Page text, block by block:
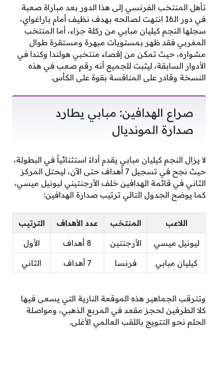
تأهل المنتخب الفرنسي إلى هذا الدور بعد مباراة صعبة
في دور الـ16 انتهت لصالحه بهدف نظيف أمام باراغواي،
سجلها النجم كيليان مبابي من ركلة جزاء، أما المنتخب
المغربي فقد ظهر بمستويات مبهرة ومستقرة طوال
مشواره، حيث تمكن من إقصاء منتخبي هولندا وكندا في
الأدوار السابقة، ليثبت للجميع أنه رقم صعب في هذه
النسخة وقادر على المنافسة بقوة على الكأس.
صراع الهدافين: مبابي يطارد
صدارة المونديال
لا يزال النجم كيليان مبابي يقدم أداءً استثنائياً في البطولة،
حيث نجح في تسجيل 7 أهداف حتى الآن، ليحتل المركز
الثاني في قائمة الهدافين خلف الأرجنتيني ليونيل ميسي،
كما يوضح الجدول التالي ترتيب صدارة الهدافين:
اللاعب المنتخب عدد الأهداف الترتيب
ليونيل ميسي الأرجنتين 8 أهداف الأول
كيليان مبابي فرنسا 7 أهداف الثاني
وتترقب الجماهير هذه الموقعة النارية التي يسعى فيها
كلا الطرفين لحجز مقعد في المربع الذهبي، ومواصلة
الحلم نحو التتويج باللقب العالمي الأغلى.